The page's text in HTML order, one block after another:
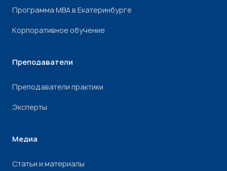
Программа МВА в Екатеринбурге
Корпоративное обучение
Преподаватели
Преподаватели практики
Эксперты
Медиа
Статьи и материалы